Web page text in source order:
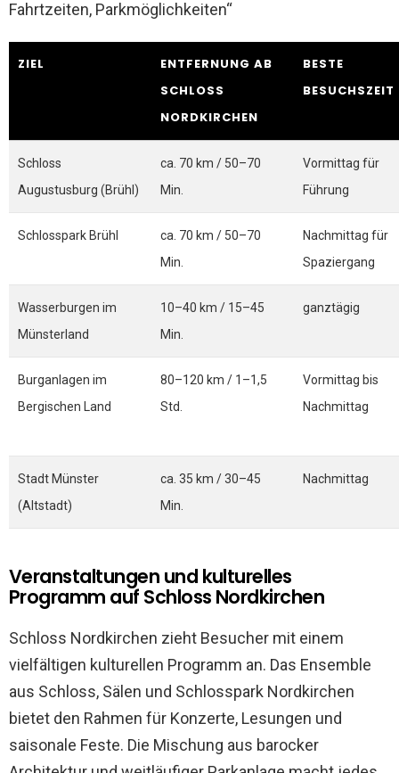
Fahrtzeiten, Parkmöglichkeiten“
ZIEL
ENTFERNUNG AB
SCHLOSS
NORDKIRCHEN
BESTE
BESUCHSZEIT
Schloss
Augustusburg (Brühl)
ca. 70 km / 50–70
Min.
Vormittag für
Führung
Schlosspark Brühl
ca. 70 km / 50–70
Min.
Nachmittag für
Spaziergang
Wasserburgen im
Münsterland
10–40 km / 15–45
Min.
ganztägig
Burganlagen im
Bergischen Land
80–120 km / 1–1,5
Std.
Vormittag bis
Nachmittag
Stadt Münster
(Altstadt)
ca. 35 km / 30–45
Min.
Nachmittag
Veranstaltungen und kulturelles
Programm auf Schloss Nordkirchen
Schloss Nordkirchen zieht Besucher mit einem
vielfältigen kulturellen Programm an. Das Ensemble
aus Schloss, Sälen und Schlosspark Nordkirchen
bietet den Rahmen für Konzerte, Lesungen und
saisonale Feste. Die Mischung aus barocker